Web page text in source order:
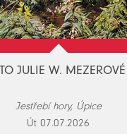
JULIE W. MEZEROVÉ
Jestřebí hory, Úpice
Út 07.07.2026